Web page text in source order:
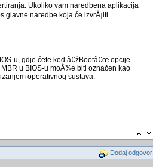
Ukoliko vam naredbena aplikacija
glavne naredbe koja će izvrÅ¡iti
u, gdje ćete kod â€žBootâ€œ opcije
u BIOS-u moÅ¾e biti označen kao
operativnog sustava.
Dodaj odgovor